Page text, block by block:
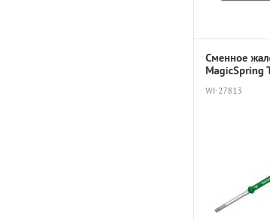
Сменное
MagicSpring
WI-27813